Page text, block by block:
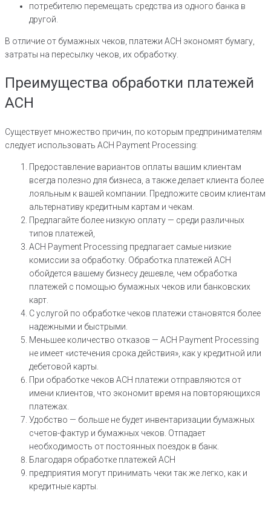
потребителю перемещать средства из одного банка в
другой.
В отличие от бумажных чеков, платежи АСН экономят бумагу,
затраты на пересылку чеков, их обработку.
Преимущества обработки платежей
ACH
Существует множество причин, по которым предпринимателям
следует использовать ACH Payment Processing:
Предоставление вариантов оплаты вашим клиентам
всегда полезно для бизнеса, а также делает клиента более
лояльным к вашей компании. Предложите своим клиентам
альтернативу кредитным картам и чекам.
Предлагайте более низкую оплату — среди различных
типов платежей,
ACH Payment Processing предлагает самые низкие
комиссии за обработку. Обработка платежей ACH
обойдется вашему бизнесу дешевле, чем обработка
платежей с помощью бумажных чеков или банковских
карт.
С услугой по обработке чеков платежи становятся более
надежными и быстрыми.
Меньшее количество отказов — ACH Payment Processing
не имеет «истечения срока действия», как у кредитной или
дебетовой карты.
При обработке чеков ACH платежи отправляются от
имени клиентов, что экономит время на повторяющихся
платежах.
Удобство — больше не будет инвентаризации бумажных
счетов-фактур и бумажных чеков. Отпадает
необходимость от постоянных поездок в банк.
Благодаря обработке платежей ACH
предприятия могут принимать чеки так же легко, как и
кредитные карты.